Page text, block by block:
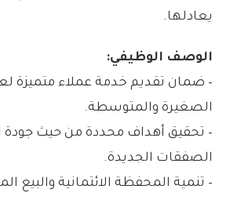
يعادلها.
الوصف الوظيفي:
– ضمان تقديم خدمة عملاء متميزة
الصغيرة والمتوسطة.
– تحقيق أهداف محددة من حيث جودة
الصفقات الجديدة.
– تنمية المحفظة الائتمانية والبيع